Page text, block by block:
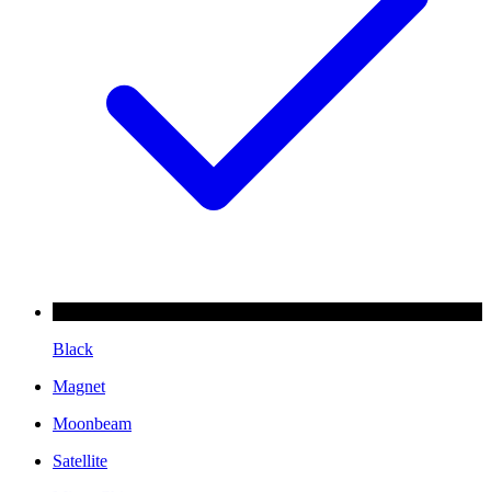
Black
Magnet
Moonbeam
Satellite